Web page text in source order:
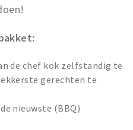
de chef kok zelfstandig te
gerechten te
nieuwste (BBQ)